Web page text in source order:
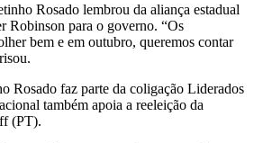
Rosado lembrou da aliança estadual
Robinson para o governo. “Os
bem e em outubro, queremos contar
Rosado faz parte da coligação Liderados
também apoia a reeleição da
(PT).